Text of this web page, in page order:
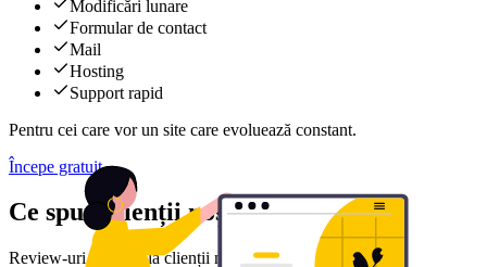
Modificări lunare
Formular de contact
Mail
Hosting
Support rapid
Pentru cei care vor un site care evoluează constant.
Începe gratuit
Ce spun clienții noștri
Review-uri reale de la clienții noștri mulțumiți